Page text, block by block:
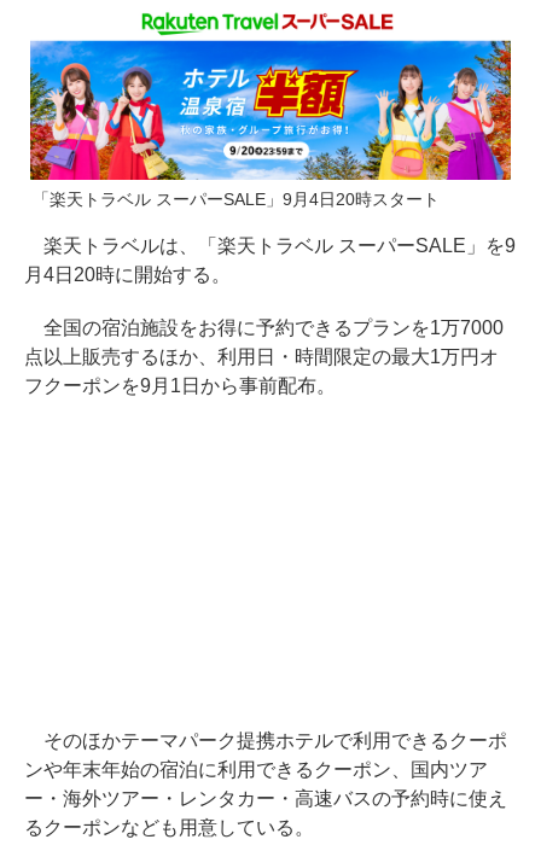
「楽天トラベル スーパーSALE」9月4日20時スタート
楽天トラベルは、「楽天トラベル スーパーSALE」を9
月4日20時に開始する。
全国の宿泊施設をお得に予約できるプランを1万7000
点以上販売するほか、利用日・時間限定の最大1万円オ
フクーポンを9月1日から事前配布。
そのほかテーマパーク提携ホテルで利用できるクーポ
ンや年末年始の宿泊に利用できるクーポン、国内ツア
ー・海外ツアー・レンタカー・高速バスの予約時に使え
るクーポンなども用意している。